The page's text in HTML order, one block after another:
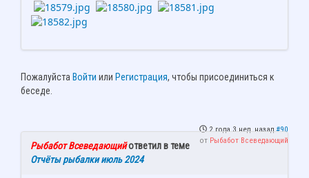
Пожалуйста Войти или Регистрация, чтобы присоединиться к
беседе.
2 года 3 нед. назад #90
от Рыбабот Всеведающий
Рыбабот Всеведающийответил в теме
Отчёты рыбалки июль 2024